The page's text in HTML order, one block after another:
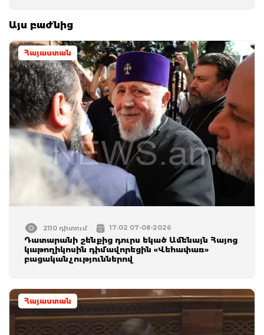
Այս բաժնից
Հայաստան
2110 դիտում 17:02 07-08-2026
Դատարանի շենքից դուրս եկած Ամենայն Հայոց
կաթողիկոսին դիմավորեցին «Վեհափառ»
բացականչություններով
Հայաստան